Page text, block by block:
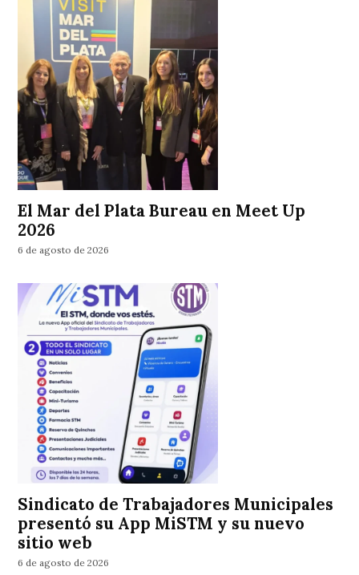
El Mar del Plata Bureau en Meet Up
2026
6 de agosto de 2026
Sindicato de Trabajadores Municipales
presentó su App MiSTM y su nuevo
sitio web
6 de agosto de 2026